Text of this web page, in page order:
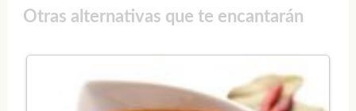
Otras alternativas que te encantarán